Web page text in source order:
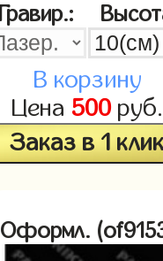
Гравир.:
В корзину
Цена 500руб.
Заказ в 1
Оформл.